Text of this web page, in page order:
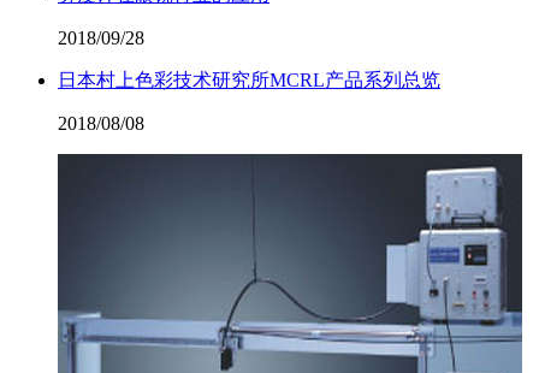
2018/09/28
日本村上色彩技术研究所MCRL产品系列总览
2018/08/08